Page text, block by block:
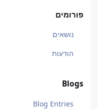
פורומים
נושאים
הודעות
Blogs
Blog Entries